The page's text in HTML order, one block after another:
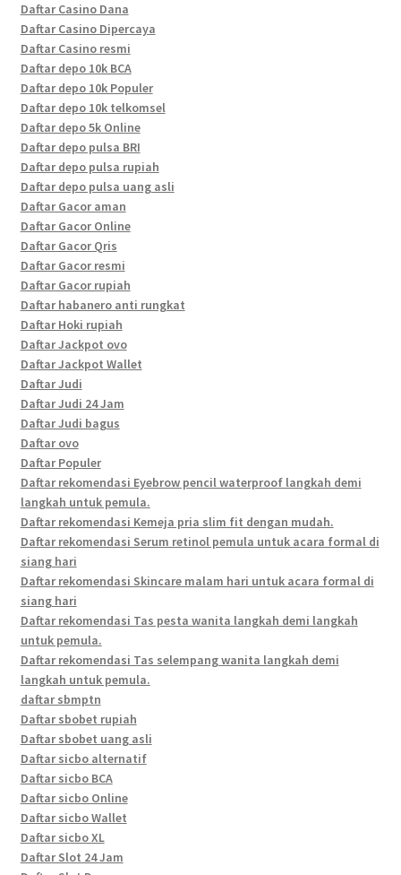
Daftar Casino Dana
Daftar Casino Dipercaya
Daftar Casino resmi
Daftar depo 10k BCA
Daftar depo 10k Populer
Daftar depo 10k telkomsel
Daftar depo 5k Online
Daftar depo pulsa BRI
Daftar depo pulsa rupiah
Daftar depo pulsa uang asli
Daftar Gacor aman
Daftar Gacor Online
Daftar Gacor Qris
Daftar Gacor resmi
Daftar Gacor rupiah
Daftar habanero anti rungkat
Daftar Hoki rupiah
Daftar Jackpot ovo
Daftar Jackpot Wallet
Daftar Judi
Daftar Judi 24 Jam
Daftar Judi bagus
Daftar ovo
Daftar Populer
Daftar rekomendasi Eyebrow pencil waterproof langkah demi
langkah untuk pemula.
Daftar rekomendasi Kemeja pria slim fit dengan mudah.
Daftar rekomendasi Serum retinol pemula untuk acara formal di
siang hari
Daftar rekomendasi Skincare malam hari untuk acara formal di
siang hari
Daftar rekomendasi Tas pesta wanita langkah demi langkah
untuk pemula.
Daftar rekomendasi Tas selempang wanita langkah demi
langkah untuk pemula.
daftar sbmptn
Daftar sbobet rupiah
Daftar sbobet uang asli
Daftar sicbo alternatif
Daftar sicbo BCA
Daftar sicbo Online
Daftar sicbo Wallet
Daftar sicbo XL
Daftar Slot 24 Jam